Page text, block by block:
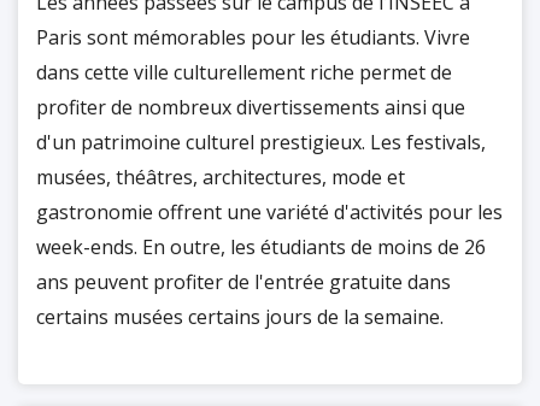
Paris sont mémorables pour les étudiants. Vivre
dans cette ville culturellement riche permet de
profiter de nombreux divertissements ainsi que
d'un patrimoine culturel prestigieux. Les festivals,
musées, théâtres, architectures, mode et
gastronomie offrent une variété d'activités pour les
week-ends. En outre, les étudiants de moins de 26
ans peuvent profiter de l'entrée gratuite dans
certains musées certains jours de la semaine.